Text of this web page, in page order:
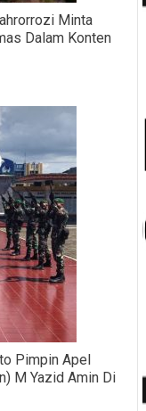
Minta
Dalam Konten
Pimpin Apel
M Yazid Amin Di